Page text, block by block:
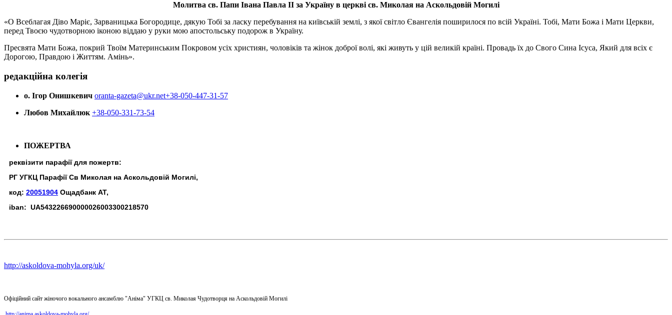
Молитва св. Папи Івана Павла ІІ за Україну в церкві св. Миколая на Аскольдовій Могилі
«О Всеблагая Діво Маріє, Зарваницька Богородице, дякую Тобі за ласку перебування на київській землі, з якої світло Євангелія поширилося по всій Україні. Тобі, Мати Божа і Мати Церкви,
перед Твоєю чудотворною іконою віддаю у руки мою апостольську подорож в Україну.
Пресвята Мати Божа, покрий Твоїм Материнським Покровом усіх християн, чоловіків та жінок доброї волі, які живуть у цій великій країні. Провадь їх до Свого Сина Ісуса, Який для всіх є
Дорогою, Правдою і Життям. Амінь».
редакційна колегія
о. Ігор Онишкевич oranta-gazeta@ukr.net+38-050-447-31-57
Любов Михайлюк +38-050-331-73-54
ПОЖЕРТВА
реквізити парафії для пожертв:
РГ УГКЦ Парафії Св Миколая на Аскольдовій Могилі,
код: 20051904 Ощадбанк АТ,
iban: UA543226690000026003300218570
http://askoldova-mohyla.org/uk/
Офіційний сайт жіночого вокального ансамблю "Аніма" УГКЦ св. Миколая Чудотворця на Аскольдовій Могилі